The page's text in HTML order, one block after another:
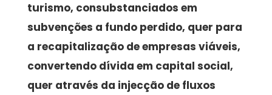
turismo, consubstanciados em
subvenções a fundo perdido, quer para
a recapitalização de empresas viáveis,
convertendo dívida em capital social,
quer através da injecção de fluxos